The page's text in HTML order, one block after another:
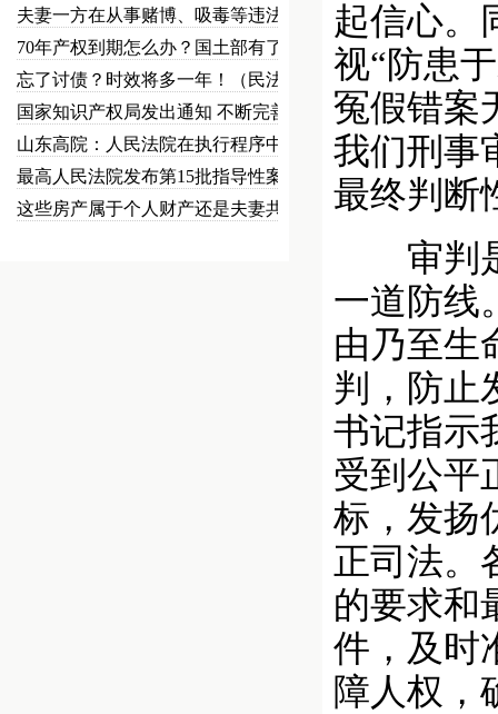
夫妻一方在从事赌博、吸毒等违法犯…
70年产权到期怎么办？国土部有了…
忘了讨债？时效将多一年！（民法草…
国家知识产权局发出通知 不断完善…
山东高院：人民法院在执行程序中可…
最高人民法院发布第15批指导性案…
这些房产属于个人财产还是夫妻共同…
起信心。
视“防患
冤假错案
我们刑事
最终判断
审判是
一道防线
由乃至生
判，防止
书记指示
受到公平
标，发扬
正司法。
的要求和
件，及时
障人权，